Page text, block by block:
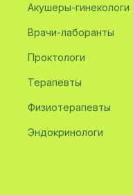
Акушеры-гинекологи
Врачи-лаборанты
Проктологи
Терапевты
Физиотерапевты
Эндокринологи